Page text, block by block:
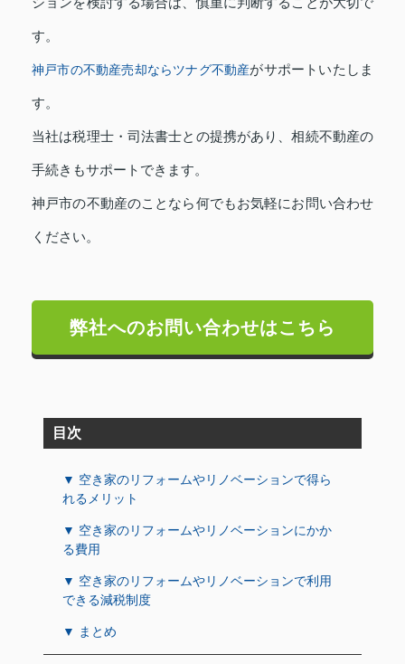
す。
神戸市の不動産売却ならツナグ不動産がサポートいたしま
す。
当社は税理士・司法書士との提携があり、相続不動産の
手続きもサポートできます。
神戸市の不動産のことなら何でもお気軽にお問い合わせ
ください。
弊社へのお問い合わせはこちら
目次
▼ 空き家のリフォームやリノベーションで得ら
れるメリット
▼ 空き家のリフォームやリノベーションにかか
る費用
▼ 空き家のリフォームやリノベーションで利用
できる減税制度
▼ まとめ